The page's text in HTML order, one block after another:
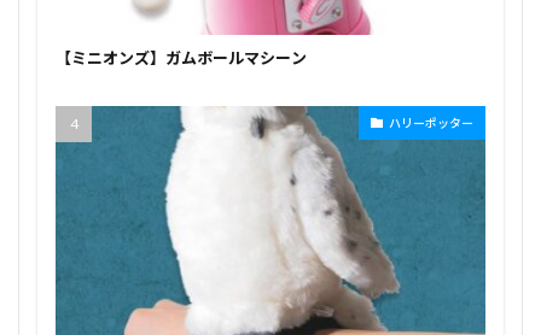
【ミニオンズ】ガムボールマシーン
ハリーポッター